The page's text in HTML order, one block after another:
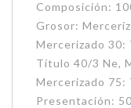
Composición:
Grosor:
Mercerizado 30:
Título 40/3 Ne,
Mercerizado
Presentación: